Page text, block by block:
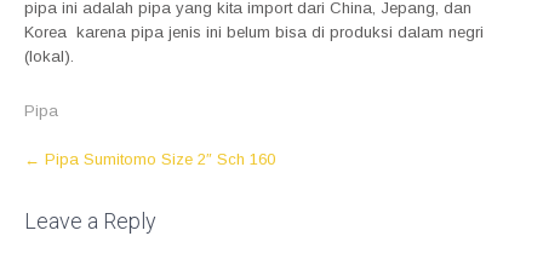
pipa ini adalah pipa yang kita import dari China, Jepang, dan
Korea karena pipa jenis ini belum bisa di produksi dalam negri
(lokal).
Pipa
P
s
← Pipa Sumitomo Size 2″ Sch 160
Leave a Reply